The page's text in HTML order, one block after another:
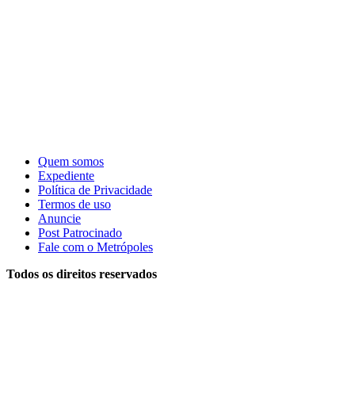
Quem somos
Expediente
Política de Privacidade
Termos de uso
Anuncie
Post Patrocinado
Fale com o Metrópoles
Todos os direitos reservados